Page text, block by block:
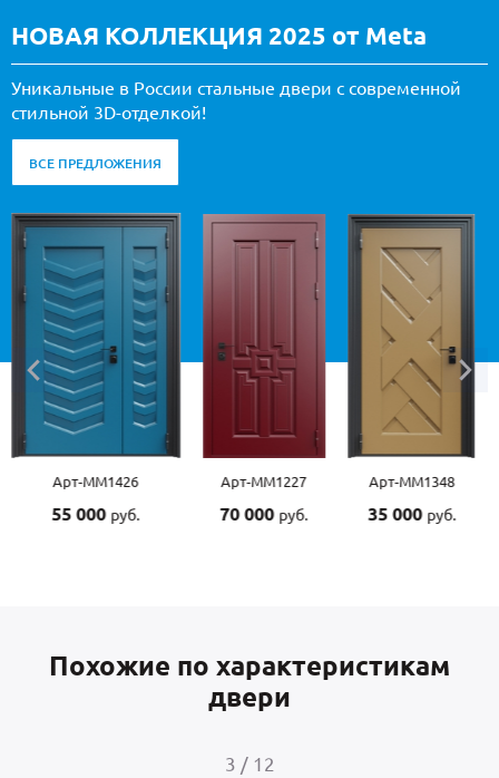
НОВАЯ КОЛЛЕКЦИЯ 2025 от Meta
Уникальные в России стальные двери с современной
стильной 3D-отделкой!
ВСЕ ПРЕДЛОЖЕНИЯ
Арт-ММ1227
70 000руб.
Арт-ММ1348
35 000руб.
Арт-ММ1507
55 000руб.
Похожие по характеристикам
двери
4 / 12